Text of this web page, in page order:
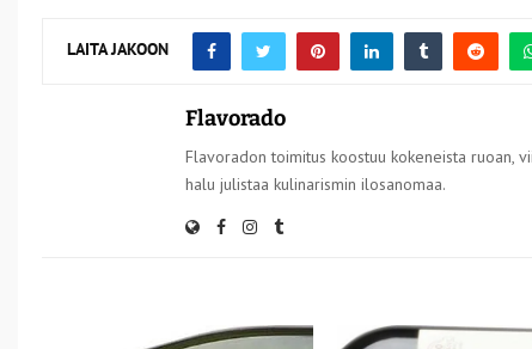
LAITA JAKOON
Flavorado
Flavoradon toimitus koostuu kokeneista ruoan,
halu julistaa kulinarismin ilosanomaa.